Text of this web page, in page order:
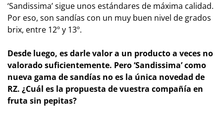
‘Sandissima’ sigue unos estándares de máxima calidad.
Por eso, son sandías con un muy buen nivel de grados
brix, entre 12º y 13º.
Desde luego, es darle valor a un producto a veces no
valorado suficientemente. Pero ‘Sandissima’ como
nueva gama de sandías no es la única novedad de
RZ. ¿Cuál es la propuesta de vuestra compañía en
fruta sin pepitas?